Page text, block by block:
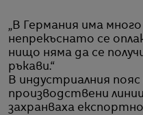
„В Германия има
непрекъснато се
нищо няма да се
ръкави.“
В индустриалния пояс
производствени
захранваха